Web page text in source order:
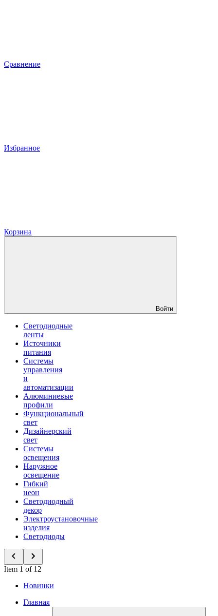
Сравнение
Избранное
Корзина
Войти
Светодиодные
ленты
Источники
питания
Системы
управления
и
автоматизации
Алюминиевые
профили
Функциональный
свет
Дизайнерский
свет
Системы
освещения
Наружное
освещение
Гибкий
неон
Светодиодный
декор
Электроустановочные
изделия
Светодиоды
Item 1 of 12
Новинки
Главная